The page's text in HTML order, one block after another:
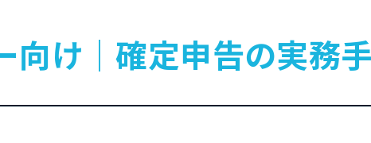
向け｜確定申告の実務